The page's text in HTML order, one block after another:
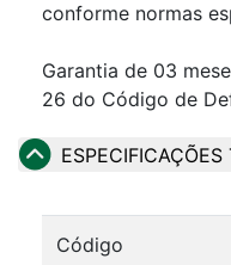
conforme normas
Garantia de 03
26 do Código de
Código